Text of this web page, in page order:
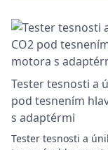
Tester tesnosti a
pod tesnením
s adaptérmi
Tester tesnosti a